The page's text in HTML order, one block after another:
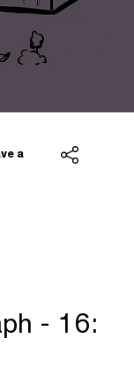
a
- 16: